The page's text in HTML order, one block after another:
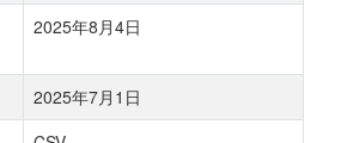
2025年8月4日
2025年7月1日